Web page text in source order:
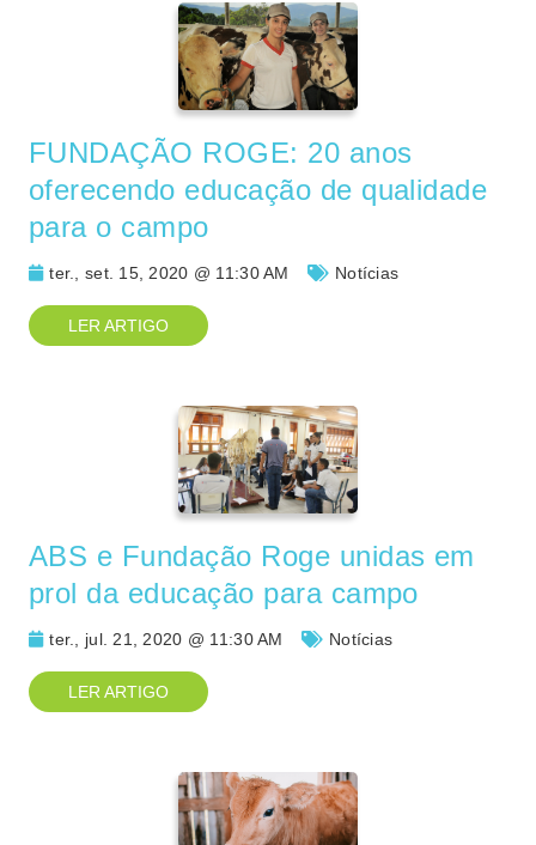
FUNDAÇÃO ROGE: 20 anos
oferecendo educação de qualidade
para o campo
ter., set. 15, 2020 @ 11:30 AM Notícias
LER ARTIGO
ABS e Fundação Roge unidas em
prol da educação para campo
ter., jul. 21, 2020 @ 11:30 AM Notícias
LER ARTIGO